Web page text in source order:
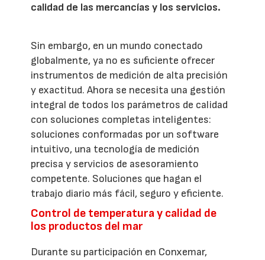
calidad de las mercancías y los servicios.
Sin embargo, en un mundo conectado
globalmente, ya no es suficiente ofrecer
instrumentos de medición de alta precisión
y exactitud. Ahora se necesita una gestión
integral de todos los parámetros de calidad
con soluciones completas inteligentes:
soluciones conformadas por un software
intuitivo, una tecnología de medición
precisa y servicios de asesoramiento
competente. Soluciones que hagan el
trabajo diario más fácil, seguro y eficiente.
Control de temperatura y calidad de
los productos del mar
Durante su participación en Conxemar,